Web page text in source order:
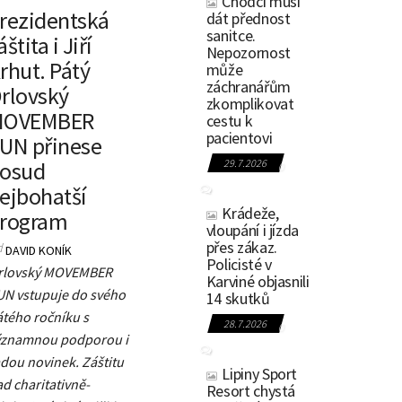
i Jiří
Pátý
přinese
DAVID KONÍK
MOVEMBER
vstupuje do svého
ročníku s
podporou i
novinek. Záštitu
charitativně-
dát přednost
sanitce.
Nepozornost
může
záchranářům
zkomplikovat
cestu k
pacientovi
29.7.2026 0
Krádeže,
vloupání i jízda
přes zákaz.
Policisté v
Karviné objasnili
14 skutků
28.7.2026 0
Lipiny Sport
Resort chystá